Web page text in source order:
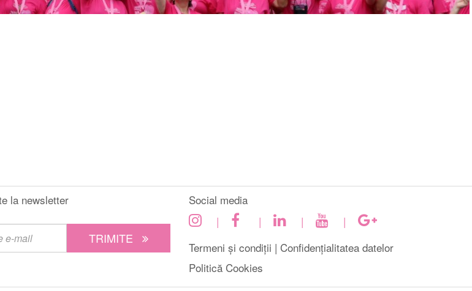
la newsletter
TRIMITE
Social media
|
| |
|
Termeni și condiții | Confidențialitatea datelor
Politică Cookies